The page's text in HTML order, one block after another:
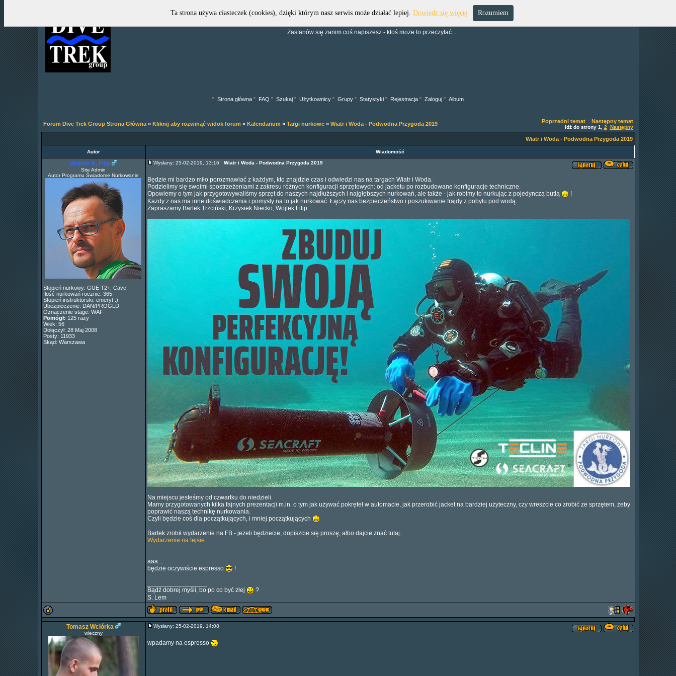
Forum Dive Trek Group
Zastanów się zanim coś napiszesz - ktoś może to przeczytać...
" Strona główna " FAQ " Szukaj " Użytkownicy " Grupy " Statystyki " Rejestracja " Zaloguj " Album
Forum Dive Trek Group Strona Główna» Kliknij aby rozwinąć widok forum » Kalendarium » Targi nurkowe» Wiatr i Woda - Podwodna Przygoda 2019 Poprzedni temat:: Następny temat
Idź do strony 1 2 Następny
Wiatr i Woda - Podwodna Przygoda 2019
Autor Wiadomość
Wojtek A. Filip
Site Admin
Autor Programu Świadome Nurkowanie
Stopień nurkowy: GUE T2+, Cave
Ilość nurkowań rocznie: 365
Stopień instruktorski: emeryt :)
Ubezpieczenie: DAN/PROGLD
Oznaczenie stage: WAF
Pomógł: 125 razy
Wiek: 56
Dołączył: 28 Maj 2008
Posty: 11933
Skąd: Warszawa
Wysłany: 25-02-2019, 13:16 Wiatr i Woda - Podwodna Przygoda 2019
Będzie mi bardzo miło porozmawiać z każdym, kto znajdzie czas i odwiedzi nas na targach Wiatr i Woda.
Podzielimy się swoimi spostrzeżeniami z zakresu różnych konfiguracji sprzętowych: od jacketu po rozbudowane konfiguracje techniczne.
Opowiemy o tym jak przygotowywaliśmy sprzęt do naszych najdłuższych i najgłębszych nurkowań, ale także - jak robimy to nurkując z pojedynczą butlą
!
Każdy z nas ma inne doświadczenia i pomysły na to jak nurkować. Łączy nas bezpieczeństwo i poszukiwanie frajdy z pobytu pod wodą.
Zapraszamy:Bartek Trzciński, Krzysiek Niecko, Wojtek Filip
Na miejscu jesteśmy od czwartku do niedzieli.
Mamy przygotowanych kilka fajnych prezentacji m.in. o tym jak używać pokręteł w automacie, jak przerobić jacket na bardziej użyteczny, czy wreszcie co zrobić ze sprzętem, żeby
poprawić naszą technikę nurkowania.
Czyli będzie coś dla początkujących, i mniej początkujących
Bartek zrobił wydarzenie na FB - jeżeli będziecie, dopiszcie się proszę, albo dajcie znać tutaj.
Wydarzenie na fejsie
aaa...
będzie oczywiście espresso
!
Bądź dobrej myśli, bo po co być złej
?
S. Lem
Tomasz Wciórka
wieczny
Wysłany: 25-02-2019, 14:08
wpadamy na espresso
Ta strona używa ciasteczek (cookies), dzięki którym nasz serwis może działać lepiej. Dowiedz się więcej Rozumiem